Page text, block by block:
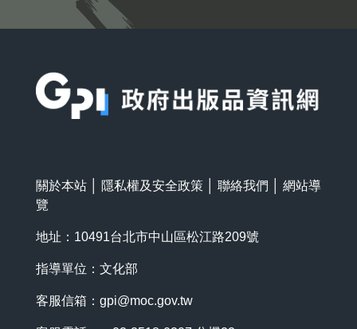
關於本站 隱私權及安全政策 聯絡我們
網站導
覽
地址：10491台北市中山區松江路209號
指導單位：文化部
客服信箱： gpi@moc.gov.tw